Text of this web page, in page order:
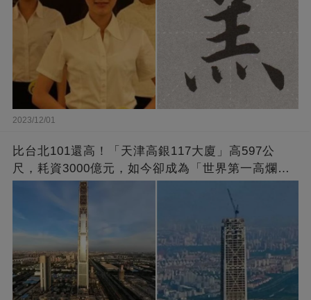
2023/12/01
比台北101還高！「天津高銀117大廈」高597公
尺，耗資3000億元，如今卻成為「世界第一高爛尾